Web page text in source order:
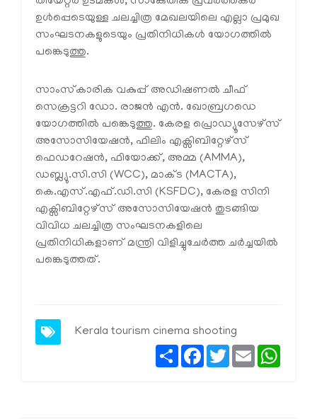
ഉൾപ്പെടെയുള്ള ചലച്ചിത്ര മേഖലയിലെ എല്ലാ പ്രമുഖ
സംഘടനകളുടെയും പ്രതിനിധികൾ യോഗത്തിൽ
പങ്കെടുത്തു.
സാംസ്‌കാരിക വകുപ്പ് അഡിഷണൽ ചീഫ്
സെക്രട്ടറി ഡോ. രാജൻ എൻ. ഖോബ്രഗഡെ
യോഗത്തിൽ പങ്കെടുത്തു. കേരള പ്രൊഡ്യൂസേഴ്സ്
അസോസിയേഷൻ, ഫിലിം എക്സിബിറ്റേഴ്സ്
ഫെഡറേഷൻ, ഫിയോക്ക്, അമ്മ (AMMA),
ഡബ്ല്യു.സി.സി (WCC), മാക്ട (MACTA),
കെ.എസ്.എഫ്.ഡി.സി (KSFDC), കേരള സിനി
എക്സിബിറ്റേഴ്സ് അസോസിയേഷൻ തുടങ്ങിയ
വിവിധ ചലച്ചിത്ര സംഘടനകളിലെ
പ്രതിനിധികളാണ് മന്ത്രി വിളിച്ചുചേർത്ത ചർച്ചയിൽ
പങ്കെടുത്തത്.
Kerala tourism cinema shooting
ShareFacebook
TwitterEmail